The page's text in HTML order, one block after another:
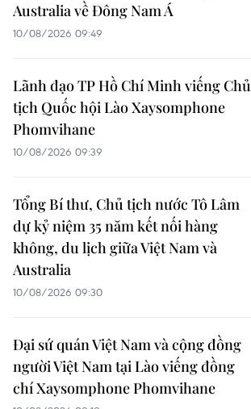
Australia về Đông Nam Á
10/08/2026 09:49
Lãnh đạo TP Hồ Chí Minh viếng Chủ
tịch Quốc hội Lào Xaysomphone
Phomvihane
10/08/2026 09:39
Tổng Bí thư, Chủ tịch nước Tô Lâm
dự kỷ niệm 35 năm kết nối hàng
không, du lịch giữa Việt Nam và
Australia
10/08/2026 09:30
Đại sứ quán Việt Nam và cộng đồng
người Việt Nam tại Lào viếng đồng
chí Xaysomphone Phomvihane